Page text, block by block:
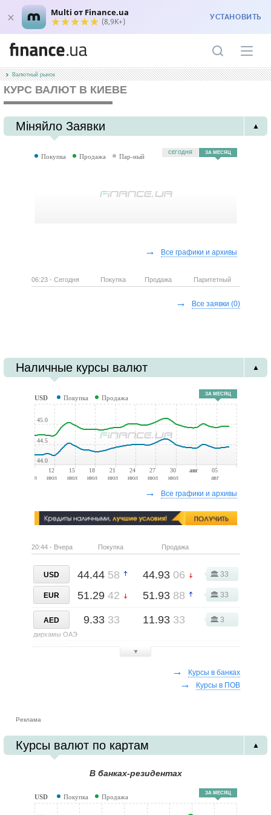
Multi от Finance.ua
(8,9K+) УСТАНОВИТЬ
Валютный рынок
КУРС ВАЛЮТ В КИЕВЕ
Міняйло Заявки ▲
ЗА МЕСЯЦ
СЕГОДНЯ
Покупка Продажа Пар-ный
→ Все графики и архивы
06:23 - Сегодня Покупка Продажа Паритетный
→ Все заявки (0)
Наличные курсы валют ▲
ЗА МЕСЯЦ
USD Покупка Продажа
июл
12
июл
15
июл
18
июл
21
июл
24
июл
27
июл
30
июл
авг
05
авг
44.0
44.5
45.0
→ Все графики и архивы
20:44 - Вчера Покупка Продажа
USD 44.44 58 44.93 06 33
EUR 51.29 42 51.93 88 33
AED
дирхамы ОАЭ
9.33 33 11.93 33 3
00 5
азербайджанские манаты
BRL 6.0000 7.5000 2
канадские доллары
7
▼
→ Курсы в банках
→ Курсы в ПОВ
Реклама
Курсы валют по картам ▲
В банках-резидентах
ЗА МЕСЯЦ
USD Покупка Продажа